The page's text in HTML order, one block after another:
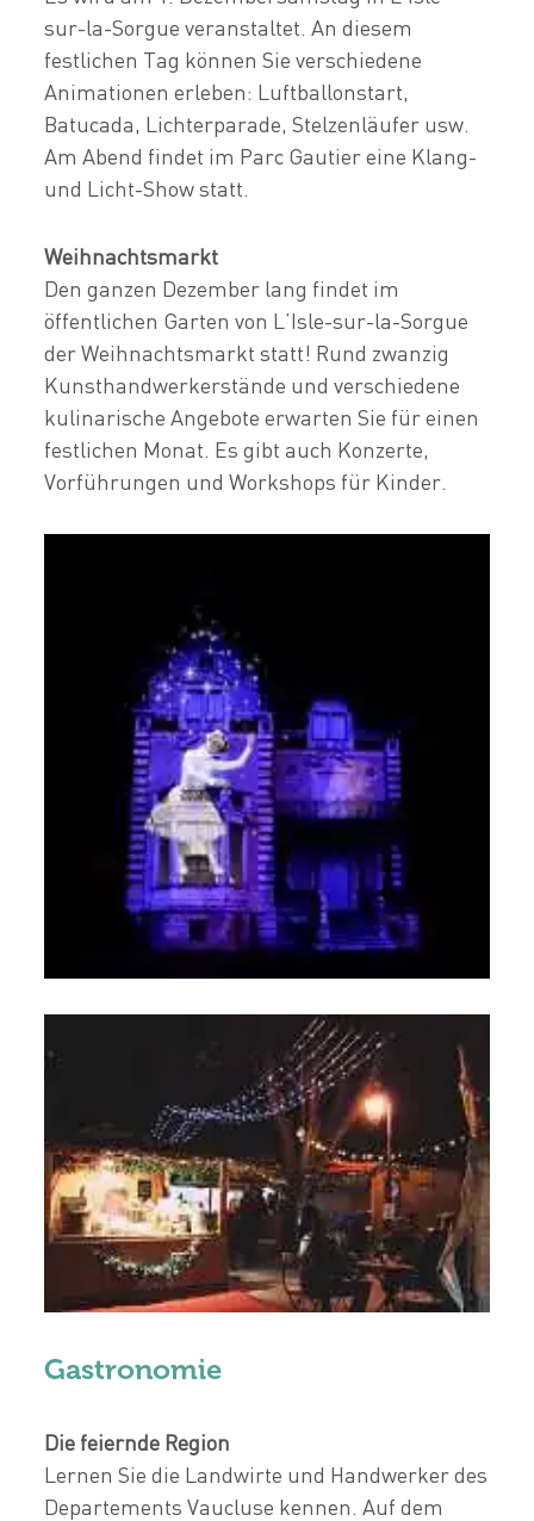
sur-la-Sorgue veranstaltet. An diesem
festlichen Tag können Sie verschiedene
Animationen erleben: Luftballonstart,
Batucada, Lichterparade, Stelzenläufer usw.
Am Abend findet im Parc Gautier eine Klang-
und Licht-Show statt.
Weihnachtsmarkt
Den ganzen Dezember lang findet im
öffentlichen Garten von L’Isle-sur-la-Sorgue
der Weihnachtsmarkt statt! Rund zwanzig
Kunsthandwerkerstände und verschiedene
kulinarische Angebote erwarten Sie für einen
festlichen Monat. Es gibt auch Konzerte,
Vorführungen und Workshops für Kinder.
Gastronomie
Die feiernde Region
Lernen Sie die Landwirte und Handwerker des
Departements Vaucluse kennen. Auf dem